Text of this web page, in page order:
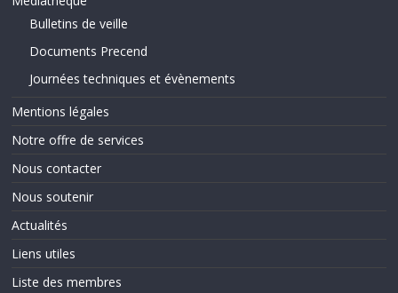
Bulletins de veille
Documents Precend
Journées techniques et évènements
Mentions légales
Notre offre de services
Nous contacter
Nous soutenir
Actualités
Liens utiles
Liste des membres